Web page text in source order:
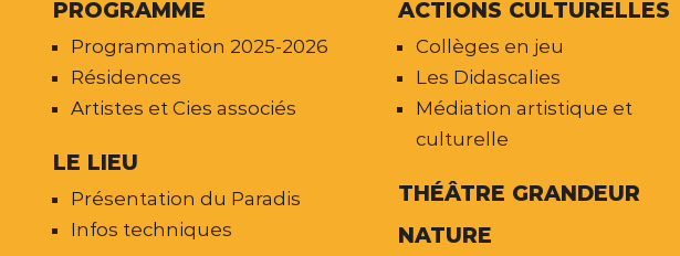
PROGRAMME
Programmation 2025-2026
Résidences
Artistes et Cies associés
LE LIEU
Présentation du Paradis
Infos techniques
ACTIONS CULTURELLES
Collèges en jeu
Les Didascalies
Médiation artistique et
culturelle
THÉÂTRE GRANDEUR
NATURE